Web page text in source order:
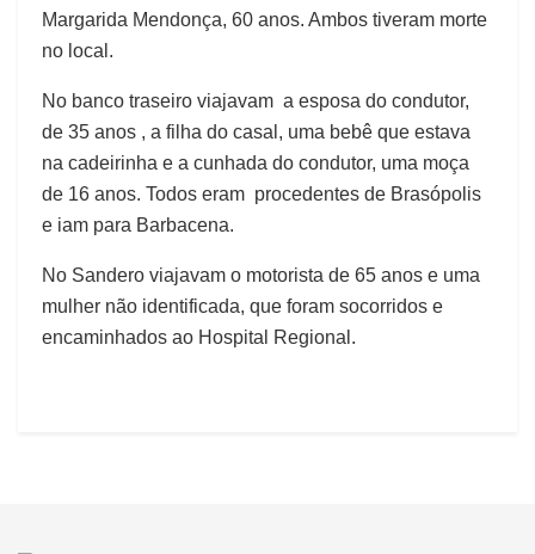
Margarida Mendonça, 60 anos. Ambos tiveram morte
no local.
No banco traseiro viajavam a esposa do condutor,
de 35 anos , a filha do casal, uma bebê que estava
na cadeirinha e a cunhada do condutor, uma moça
de 16 anos. Todos eram procedentes de Brasópolis
e iam para Barbacena.
No Sandero viajavam o motorista de 65 anos e uma
mulher não identificada, que foram socorridos e
encaminhados ao Hospital Regional.